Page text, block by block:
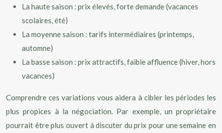
La haute saison : prix élevés, forte demande (vacances
scolaires, été)
La moyenne saison : tarifs intermédiaires (printemps,
automne)
La basse saison : prix attractifs, faible affluence (hiver, hors
vacances)
Comprendre ces variations vous aidera à cibler les périodes les
plus propices à la négociation. Par exemple, un propriétaire
pourrait être plus ouvert à discuter du prix pour une semaine en